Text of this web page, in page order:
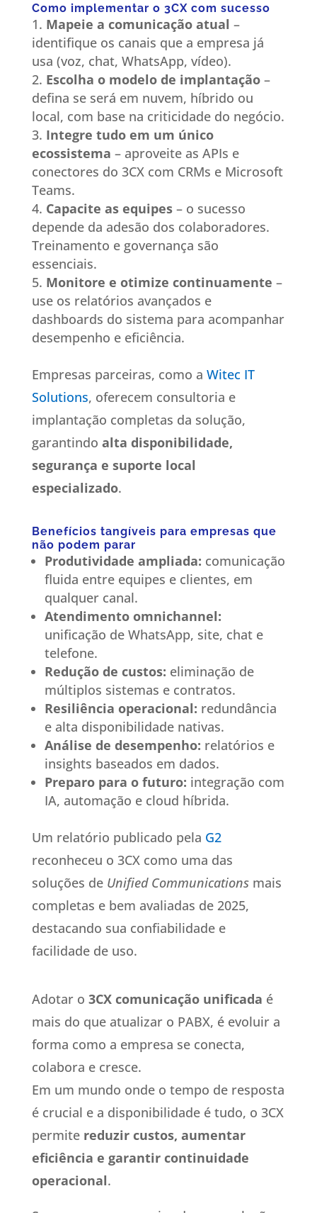
Como implementar o 3CX com sucesso
Mapeie a comunicação atual –
identifique os canais que a empresa já
usa (voz, chat, WhatsApp, vídeo).
Escolha o modelo de implantação–
defina se será em nuvem, híbrido ou
local, com base na criticidade do negócio.
Integre tudo em um único
ecossistema – aproveite as APIs e
conectores do 3CX com CRMs e Microsoft
Teams.
Capacite as equipes– o sucesso
depende da adesão dos colaboradores.
Treinamento e governança são
essenciais.
Monitore e otimize continuamente –
use os relatórios avançados e
dashboards do sistema para acompanhar
desempenho e eficiência.
Empresas parceiras, como a Witec IT
Solutions, oferecem consultoria e
implantação completas da solução,
garantindo alta disponibilidade,
segurança e suporte local
especializado.
Benefícios tangíveis para empresas que
não podem parar
Produtividade ampliada: comunicação
fluida entre equipes e clientes, em
qualquer canal.
Atendimento omnichannel:
unificação de WhatsApp, site, chat e
telefone.
Redução de custos: eliminação de
múltiplos sistemas e contratos.
Resiliência operacional: redundância
e alta disponibilidade nativas.
Análise de desempenho: relatórios e
insights baseados em dados.
Preparo para o futuro: integração com
IA, automação e cloud híbrida.
Um relatório publicado pela G2
reconheceu o 3CX como uma das
soluções de Unified Communicationsmais
completas e bem avaliadas de 2025,
destacando sua confiabilidade e
facilidade de uso.
Adotar o 3CX comunicação unificada é
mais do que atualizar o PABX, é evoluir a
forma como a empresa se conecta,
colabora e cresce.
Em um mundo onde o tempo de resposta
é crucial e a disponibilidade é tudo, o 3CX
permite reduzir custos, aumentar
eficiência e garantir continuidade
operacional.